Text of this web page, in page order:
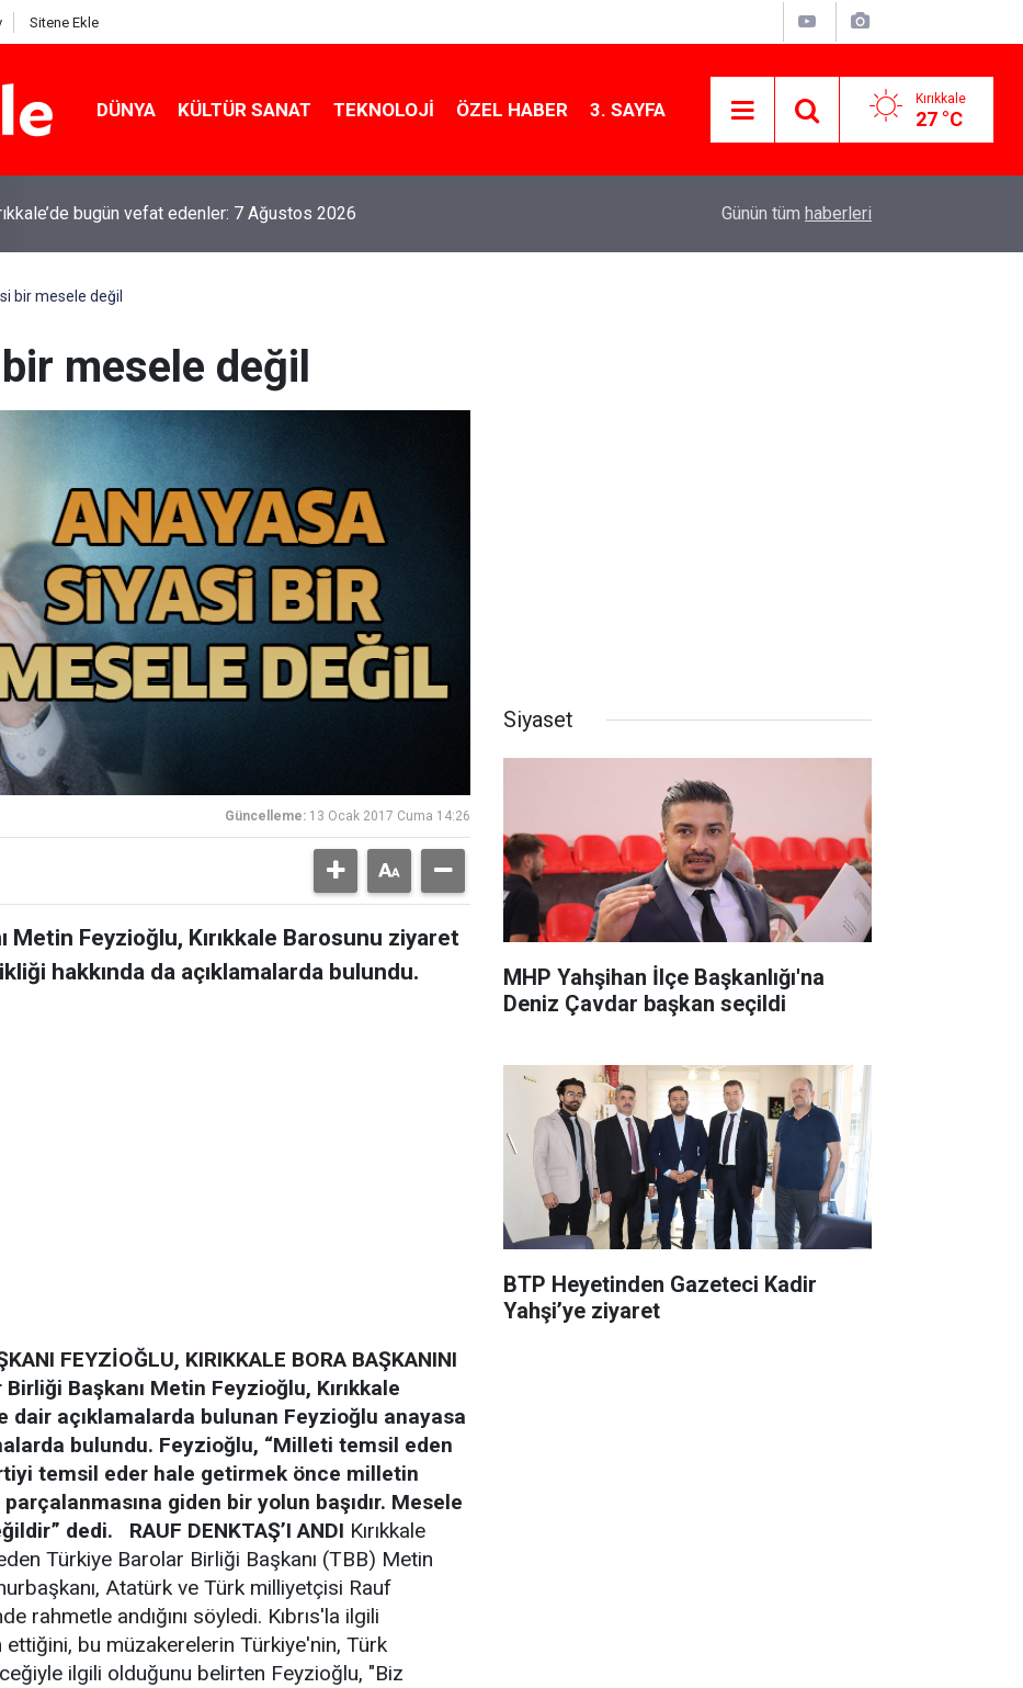
Sitene Ekle
DÜNYA KÜLTÜR SANAT TEKNOLOJI ÖZEL HABER 3. SAYFA Kırıkkale
27 °C
bugün vefat edenler: 7 Ağustos 2026 MKE’nin Yerli Savunma Teknolojileri Dünya
Günün tüm haberleri
bir mesele değil
mesele değil
Güncelleme: 13 Ocak 2017 Cuma 14:26
Metin Feyzioğlu, Kırıkkale Barosunu ziyaret
hakkında da açıklamalarda bulundu.
FEYZİOĞLU, KIRIKKALE BORA BAŞKANINI
Başkanı Metin Feyzioğlu, Kırıkkale
dair açıklamalarda bulunan Feyzioğlu anayasa
bulundu. Feyzioğlu, “Milleti temsil eden
temsil eder hale getirmek önce milletin
giden bir yolun başıdır. Mesele
dedi.
RAUF DENKTAŞ’I ANDI Kırıkkale
Türkiye Barolar Birliği Başkanı (TBB) Metin
Atatürk ve Türk milliyetçisi Rauf
rahmetle andığını söyledi. Kıbrıs'la ilgili
bu müzakerelerin Türkiye'nin, Türk
ilgili olduğunu belirten Feyzioğlu, "Biz
Siyaset
MHP Yahşihan İlçe Başkanlığı'na
Deniz Çavdar başkan seçildi
BTP Heyetinden Gazeteci Kadir
Yahşi’ye ziyaret